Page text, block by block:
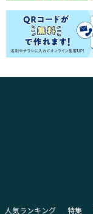
人気ランキング 特集